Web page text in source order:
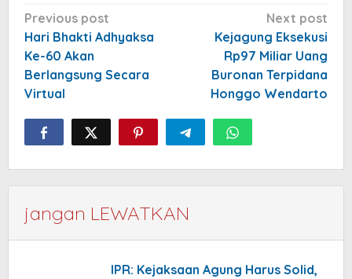
Post
navigation
Previous post
Hari Bhakti Adhyaksa
Ke-60 Akan
Berlangsung Secara
Virtual
Next post
Kejagung Eksekusi
Rp97 Miliar Uang
Buronan Terpidana
Honggo Wendarto
jangan LEWATKAN
IPR: Kejaksaan Agung Harus Solid,